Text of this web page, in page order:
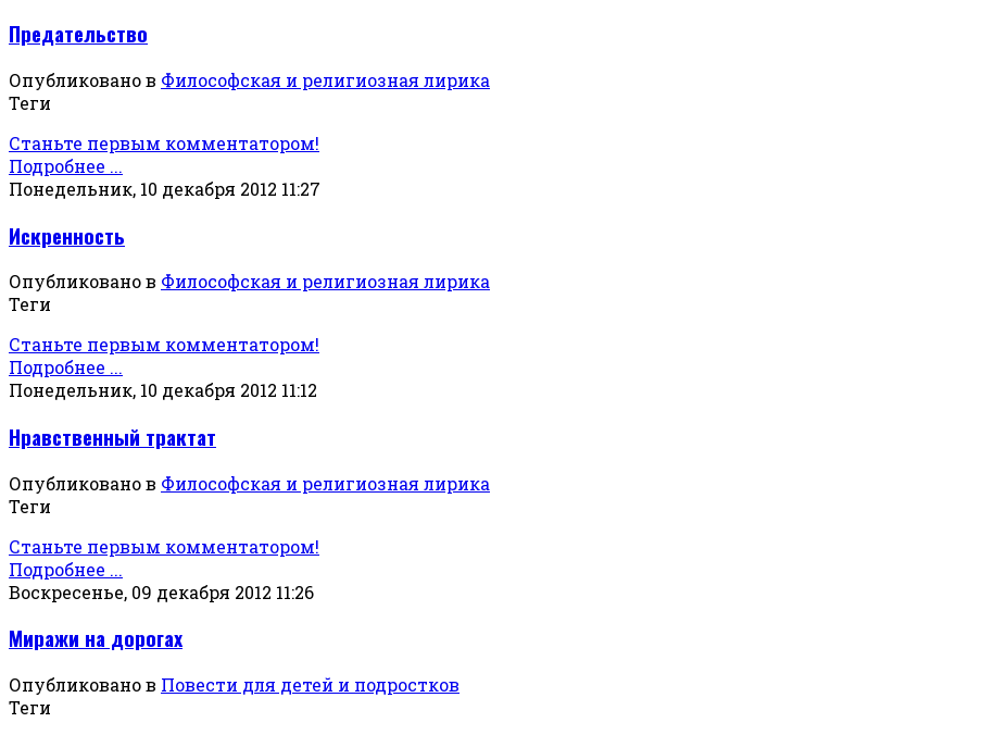
Предательство
Опубликовано в Философская и религиозная лирика
Теги
Станьте первым комментатором!
Подробнее ...
Понедельник, 10 декабря 2012 11:27
Искренность
Опубликовано в Философская и религиозная лирика
Теги
Станьте первым комментатором!
Подробнее ...
Понедельник, 10 декабря 2012 11:12
Нравственный трактат
Опубликовано в Философская и религиозная лирика
Теги
Станьте первым комментатором!
Подробнее ...
Воскресенье, 09 декабря 2012 11:26
Миражи на дорогах
Опубликовано в Повести для детей и подростков
Теги